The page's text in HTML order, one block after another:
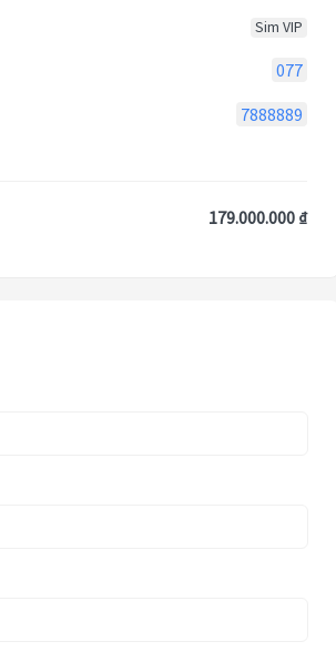
Sim VIP
077
7888889
179.000.000 ₫